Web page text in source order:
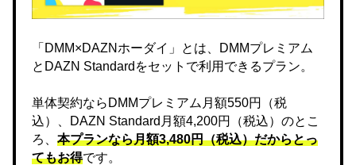
「DMM×DAZNホーダイ」とは、DMMプレミアム
とDAZN Standardをセットで利用できるプラン。
単体契約ならDMMプレミアム月額550円（税
込）、DAZN Standard月額4,200円（税込）のとこ
ろ、 本プランなら月額3,480円（税込）だからとっ
てもお得です。